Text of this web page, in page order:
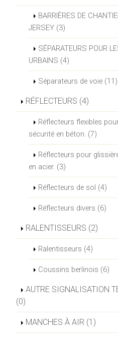
BARRIÈRES DE
JERSEY (3)
SÉPARATEURS POUR
URBAINS (4)
Séparateurs de voie (11)
RÉFLECTEURS (4)
Réflecteurs flexibles
sécurité en béton. (7)
Réflecteurs pour
en acier. (3)
Réflecteurs de sol (4)
Réflecteurs divers (6)
RALENTISSEURS (2)
Ralentisseurs (4)
Coussins berlinois (6)
AUTRE SIGNALISATION
(0)
MANCHES À AIR (1)